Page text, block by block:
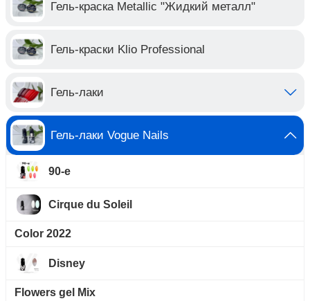
Гель-краска Metallic "Жидкий металл"
Гель-краски Klio Professional
Гель-лаки
Гель-лаки Vogue Nails
90-е
Cirque du Soleil
Color 2022
Disney
Flowers gel Mix